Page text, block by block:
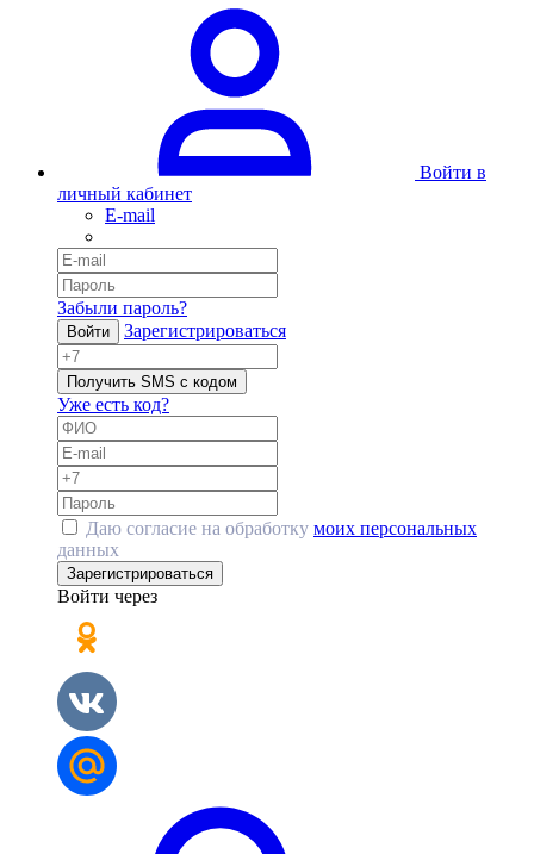
Войти в
личный кабинет
E-mail
Забыли пароль?
Войти Зарегистрироваться
Получить SMS с кодом
Уже есть код?
Даю согласие на обработку моих персональных
данных
Зарегистрироваться
Войти через